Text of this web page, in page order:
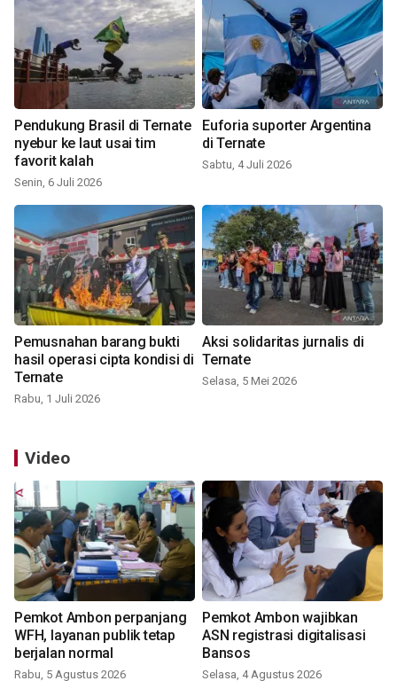
Pendukung Brasil di Ternate
nyebur ke laut usai tim
favorit kalah
Senin, 6 Juli 2026
Euforia suporter Argentina
di Ternate
Sabtu, 4 Juli 2026
Pemusnahan barang bukti
hasil operasi cipta kondisi di
Ternate
Rabu, 1 Juli 2026
Aksi solidaritas jurnalis di
Ternate
Selasa, 5 Mei 2026
Video
Pemkot Ambon perpanjang
WFH, layanan publik tetap
berjalan normal
Rabu, 5 Agustus 2026
Pemkot Ambon wajibkan
ASN registrasi digitalisasi
Bansos
Selasa, 4 Agustus 2026